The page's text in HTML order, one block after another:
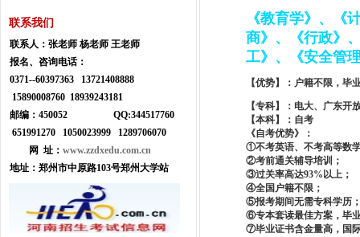
联系我们
联系人： 张老师 杨老师 王老师
报名、咨询电话：
0371--60397363 13721408888
15890008760 18939243181
邮编：450052 QQ:344517760
651991270 1050023999
1289706070
网 址： www.zzdxedu.com.cn
地址： 郑州市中原路103号郑州大学站
《教育学》、《
商》、《行政》
工》、《安全管
【优势】：户籍不限，毕
【专科】：电大、广东开
【本科】：自考
《自考优势》：
①不考英语、不考高等数
②考前通关辅导培训；
③过关率高达93%以上；
④全国户籍不限；
⑤报考期间无需专科学历
⑥专本套读最佳方案，毕
⑦毕业证书含金量高，国